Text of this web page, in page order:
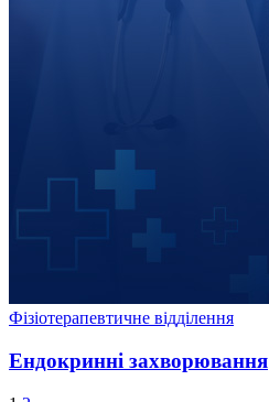
Фізіотерапевтичне відділення
Ендокринні захворювання